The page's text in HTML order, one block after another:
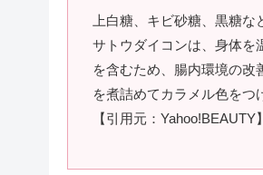
上白糖、キビ砂糖、黒糖
サトウダイコンは、身体を
を含むため、腸内環境の
を煮詰めてカラメル色をつ
【引用元：Yahoo!BEAUTY】